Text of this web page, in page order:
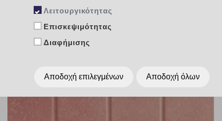
Λειτουργικότητας
Επισκεψιμότητας
Διαφήμισης
Αποδοχή επιλεγμένων Αποδοχή όλων